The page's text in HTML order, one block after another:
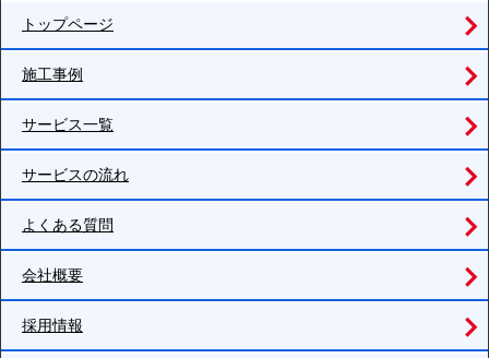
トップページ
施工事例
サービス一覧
サービスの流れ
よくある質問
会社概要
採用情報